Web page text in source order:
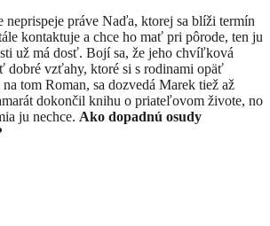
neprispeje práve Naďa, ktorej sa blíži termín
kontaktuje a chce ho mať pri pôrode, ten ju
už má dosť. Bojí sa, že jeho chvíľková
dobré vzťahy, ktoré si s rodinami opäť
tom Roman, sa dozvedá Marek tiež až
dokončil knihu o priateľovom živote, no
ju nechce. Ako dopadnú osudy